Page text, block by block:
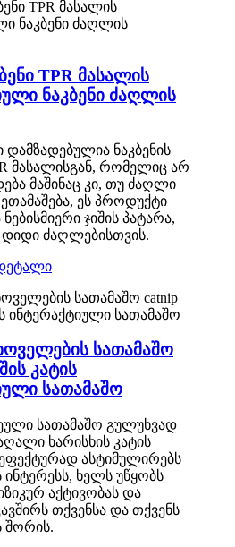
TPR მასალის
ნაკბენი ძაღლის
ნაკბენის
მასალისგან, რომელიც არ
მაშინაც კი, თუ ძაღლი
ეს პროდუქტი
ჯიშის პატარა,
ძაღლებისთვის.
სათამაშო
კატის
სათამაშო
სათამაშო გულუხვად
ხარისხის კატის
ასტიმულირებს
ინტერესს, ხელს უწყობს
აქტივობას და
თქვენსა და თქვენს
შორის.